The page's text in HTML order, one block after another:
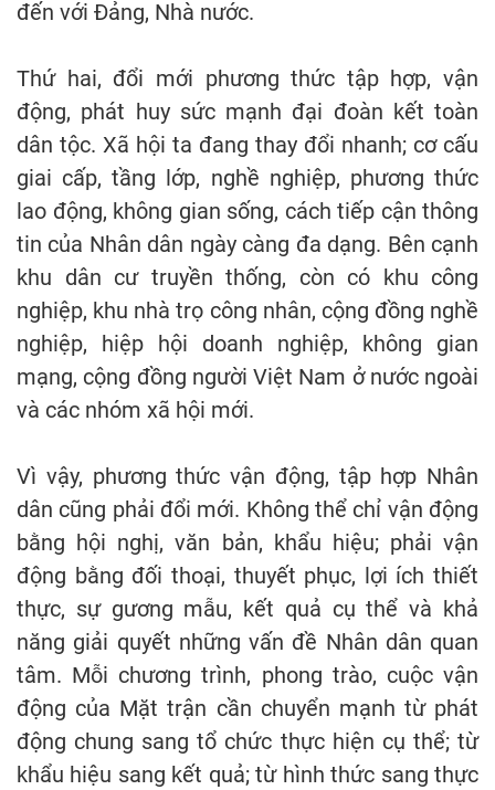
đến với Đảng, Nhà nước.
Thứ hai, đổi mới phương thức tập hợp, vận
động, phát huy sức mạnh đại đoàn kết toàn
dân tộc. Xã hội ta đang thay đổi nhanh; cơ cấu
giai cấp, tầng lớp, nghề nghiệp, phương thức
lao động, không gian sống, cách tiếp cận thông
tin của Nhân dân ngày càng đa dạng. Bên cạnh
khu dân cư truyền thống, còn có khu công
nghiệp, khu nhà trọ công nhân, cộng đồng nghề
nghiệp, hiệp hội doanh nghiệp, không gian
mạng, cộng đồng người Việt Nam ở nước ngoài
và các nhóm xã hội mới.
Vì vậy, phương thức vận động, tập hợp Nhân
dân cũng phải đổi mới. Không thể chỉ vận động
bằng hội nghị, văn bản, khẩu hiệu; phải vận
động bằng đối thoại, thuyết phục, lợi ích thiết
thực, sự gương mẫu, kết quả cụ thể và khả
năng giải quyết những vấn đề Nhân dân quan
tâm. Mỗi chương trình, phong trào, cuộc vận
động của Mặt trận cần chuyển mạnh từ phát
động chung sang tổ chức thực hiện cụ thể; từ
khẩu hiệu sang kết quả; từ hình thức sang thực